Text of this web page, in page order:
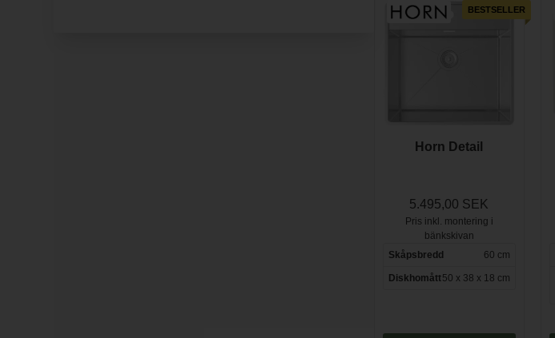
Horn Detail
5.495,00 SEK
Pris inkl. montering i
bänkskivan
Skåpsbredd
60 cm
Diskhomått50 x 38 x 18 cm
BESTSELLER